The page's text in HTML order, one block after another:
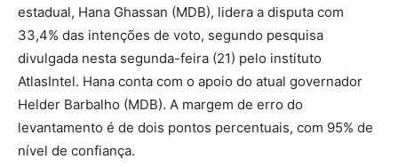
estadual, Hana Ghassan (MDB), lidera a disputa com
33,4% das intenções de voto, segundo pesquisa
divulgada nesta segunda-feira (21) pelo instituto
AtlasIntel. Hana conta com o apoio do atual governador
Helder Barbalho (MDB). A margem de erro do
levantamento é de dois pontos percentuais, com 95% de
nível de confiança.